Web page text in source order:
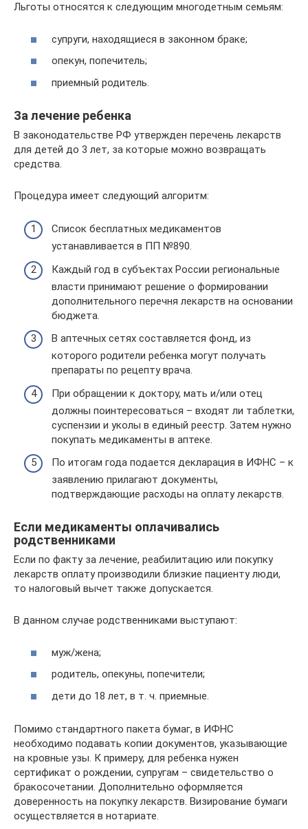
Льготы относятся к следующим многодетным семьям:
супруги, находящиеся в законном браке;
опекун, попечитель;
приемный родитель.
За лечение ребенка
В законодательстве РФ утвержден перечень лекарств
для детей до 3 лет, за которые можно возвращать
средства.
Процедура имеет следующий алгоритм:
Список бесплатных медикаментов
устанавливается в ПП №890.
Каждый год в субъектах России региональные
власти принимают решение о формировании
дополнительного перечня лекарств на основании
бюджета.
В аптечных сетях составляется фонд, из
которого родители ребенка могут получать
препараты по рецепту врача.
При обращении к доктору, мать и/или отец
должны поинтересоваться – входят ли таблетки,
суспензии и уколы в единый реестр. Затем нужно
покупать медикаменты в аптеке.
По итогам года подается декларация в ИФНС – к
заявлению прилагают документы,
подтверждающие расходы на оплату лекарств.
Если медикаменты оплачивались
родственниками
Если по факту за лечение, реабилитацию или покупку
лекарств оплату производили близкие пациенту люди,
то налоговый вычет также допускается.
В данном случае родственниками выступают:
муж/жена;
родитель, опекуны, попечители;
дети до 18 лет, в т. ч. приемные.
Помимо стандартного пакета бумаг, в ИФНС
необходимо подавать копии документов, указывающие
на кровные узы. К примеру, для ребенка нужен
сертификат о рождении, супругам – свидетельство о
бракосочетании. Дополнительно оформляется
доверенность на покупку лекарств. Визирование бумаги
осуществляется в нотариате.